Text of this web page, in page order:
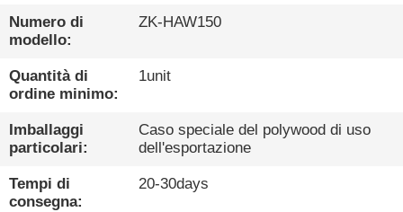
VISITA
ALLA
FABBRICA
CONTROLLO
DI
QUALITÀ
Numero di
modello:
ZK-HAW150
Quantità di
ordine minimo:
1unit
Imballaggi
particolari:
Caso speciale del polywood di uso
dell'esportazione
Tempi di
consegna:
20-30days